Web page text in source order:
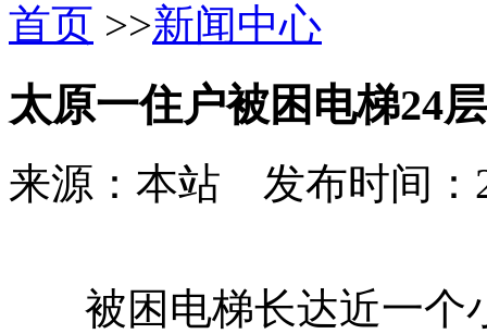
首页 >>新闻中心
太原一住户被困电梯24
来源：本站 发布时间：
被困电梯长达近一个